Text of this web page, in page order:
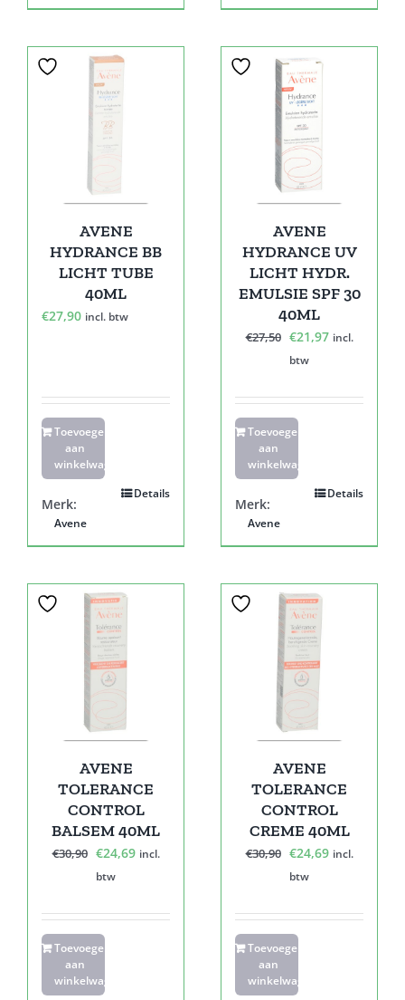
AVENE
HYDRANCE BB
LICHT TUBE
40ML
€27,90 incl. btw
Toevoegen
aan
winkelwagen
Details
Merk:
Avene
AVENE
HYDRANCE UV
LICHT HYDR.
EMULSIE SPF 30
40ML
€27,50 Oorspronkelijke
prijs
€27,50.
€21,97Huidige
€21,97.
incl.
btw
Toevoegen
aan
winkelwagen
Details
Merk:
Avene
AVENE
TOLERANCE
CONTROL
BALSEM 40ML
€30,90 Oorspronkelijke
prijs
€30,90.
€24,69Huidige
€24,69.
incl.
btw
Toevoegen
aan
winkelwagen
AVENE
TOLERANCE
CONTROL
CREME 40ML
€30,90 Oorspronkelijke
prijs
€30,90.
€24,69Huidige
€24,69.
incl.
btw
Toevoegen
aan
winkelwagen